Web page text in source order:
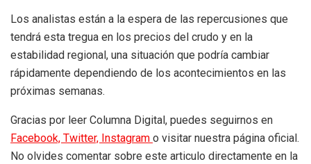
Los analistas están a la espera de las repercusiones que
tendrá esta tregua en los precios del crudo y en la
estabilidad regional, una situación que podría cambiar
rápidamente dependiendo de los acontecimientos en las
próximas semanas.
Gracias por leer Columna Digital, puedes seguirnos en
Facebook, Twitter, Instagram o visitar nuestra página oficial.
No olvides comentar sobre este articulo directamente en la